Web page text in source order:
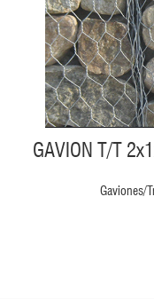
GAVION T/T
Gaviones/